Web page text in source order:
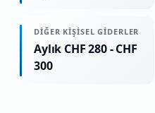
DIĞER KIŞISEL GIDERLER
Aylık CHF 280 - CHF
300